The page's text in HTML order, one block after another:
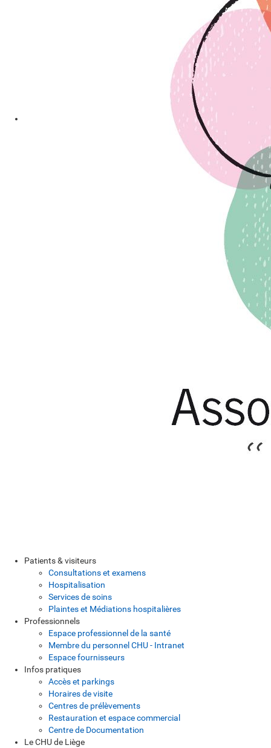
Patients & visiteurs
Consultations et examens
Hospitalisation
Services de soins
Plaintes et Médiations hospitalières
Professionnels
Espace professionnel de la santé
Membre du personnel CHU - Intranet
Espace fournisseurs
Infos pratiques
Accès et parkings
Horaires de visite
Centres de prélèvements
Restauration et espace commercial
Centre de Documentation
Le CHU de Liège